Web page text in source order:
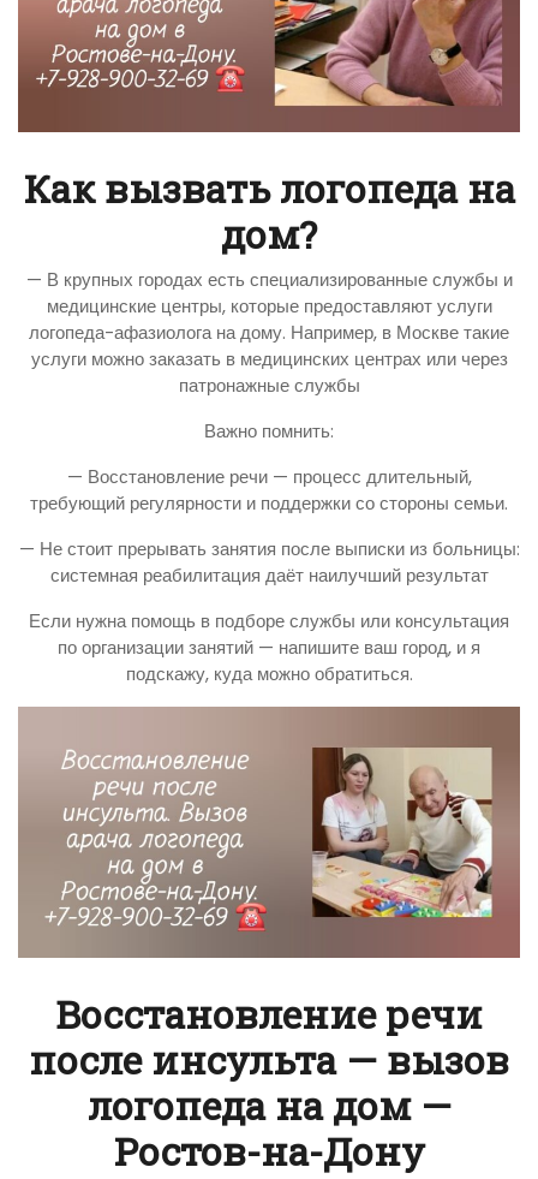
Как вызвать логопеда на
дом?
— В крупных городах есть специализированные службы и
медицинские центры, которые предоставляют услуги
логопеда-афазиолога на дому. Например, в Москве такие
услуги можно заказать в медицинских центрах или через
патронажные службы
Важно помнить:
— Восстановление речи — процесс длительный,
требующий регулярности и поддержки со стороны семьи.
— Не стоит прерывать занятия после выписки из больницы:
системная реабилитация даёт наилучший результат
Если нужна помощь в подборе службы или консультация
по организации занятий — напишите ваш город, и я
подскажу, куда можно обратиться.
Восстановление речи
после инсульта — вызов
логопеда на дом —
Ростов-на-Дону